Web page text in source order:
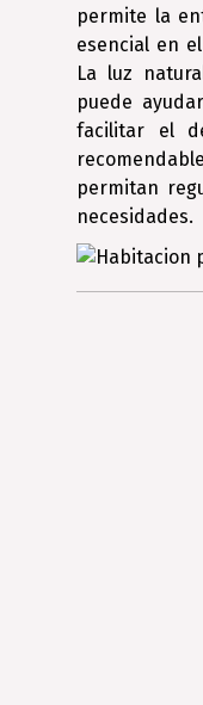
permite la
esencial en
La luz
puede
facilitar el
permitan
necesidades.